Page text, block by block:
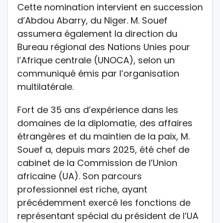
Cette nomination intervient en succession
d’Abdou Abarry, du Niger. M. Souef
assumera également la direction du
Bureau régional des Nations Unies pour
l’Afrique centrale (UNOCA), selon un
communiqué émis par l’organisation
multilatérale.
Fort de 35 ans d’expérience dans les
domaines de la diplomatie, des affaires
étrangères et du maintien de la paix, M.
Souef a, depuis mars 2025, été chef de
cabinet de la Commission de l’Union
africaine (UA). Son parcours
professionnel est riche, ayant
précédemment exercé les fonctions de
représentant spécial du président de l’UA